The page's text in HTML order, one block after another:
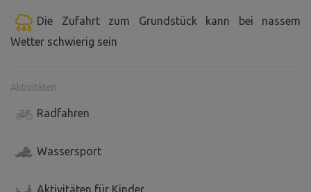
Die Zufahrt zum Grundstück kann bei nassem
Wetter schwierig sein
Aktivitäten
Radfahren
Wassersport
Aktivitäten für Kinder